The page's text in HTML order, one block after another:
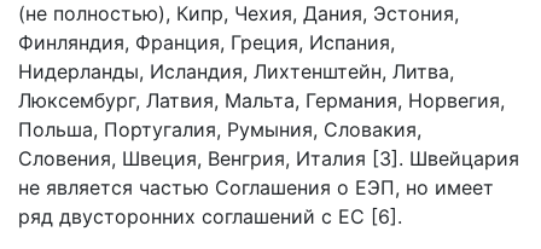
(не полностью), Кипр, Чехия, Дания, Эстония,
Финляндия, Франция, Греция, Испания,
Нидерланды, Исландия, Лихтенштейн, Литва,
Люксембург, Латвия, Мальта, Германия, Норвегия,
Польша, Португалия, Румыния, Словакия,
Словения, Швеция, Венгрия, Италия [3]. Швейцария
не является частью Соглашения о ЕЭП, но имеет
ряд двусторонних соглашений с ЕС [6].